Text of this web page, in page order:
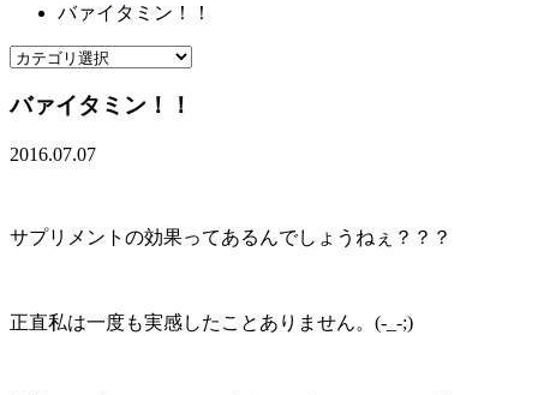
バァイタミン！！
バァイタミン！！
2016.07.07
サプリメントの効果ってあるんでしょうねぇ？？？
正直私は一度も実感したことありません。(-_-;)